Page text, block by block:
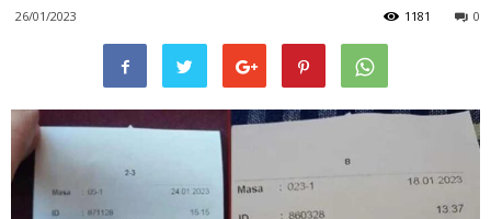
26/01/2023 0
1181